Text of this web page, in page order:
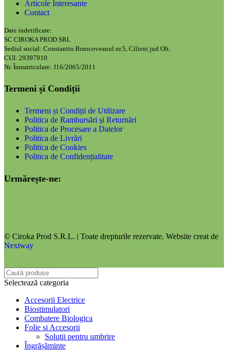
Articole Interesante
Contact
Date indetificare:
SC CIROKA PROD SRL
Sediul social: Constantin Brancoveanul nr.5, Cilieni jud Olt.
CUI: 29397910
Nr. Înmatriculare: J16/2065/2011
Termeni și Condiții
Termeni și Condiții de Utilizare
Politica de Rambursări și Returnări
Politica de Procesare a Datelor
Politica de Livrări
Politica de Cookies
Politica de Confidențialitate
Urmărește-ne:
© Ciroka Prod S.R.L. | Toate drepturile rezervate. Website creat de
Nextway
Selectează categoria
Accesorii Electrice
Biostimulatori
Combatere Biologica
Folie si Accesorii
Solutii pentru umbrire
Îngrășăminte